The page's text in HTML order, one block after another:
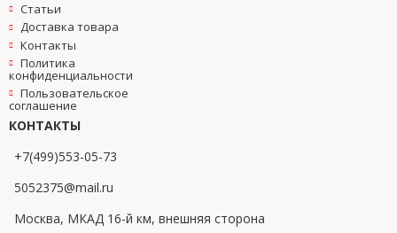
Статьи
Доставка товара
Контакты
Политика
конфиденциальности
Пользовательское
соглашение
КОНТАКТЫ
+7(499)553-05-73
5052375@mail.ru
Москва, МКАД 16-й км, внешняя сторона